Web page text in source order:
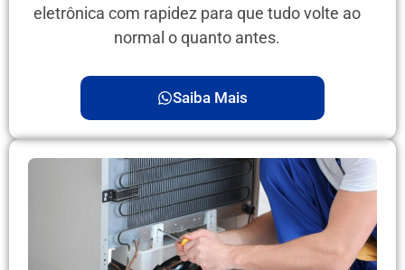
eletrônica com rapidez para que tudo volte ao
normal o quanto antes.
Saiba Mais